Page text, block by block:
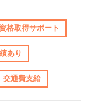
資格取得サポート
あり
交通費支給